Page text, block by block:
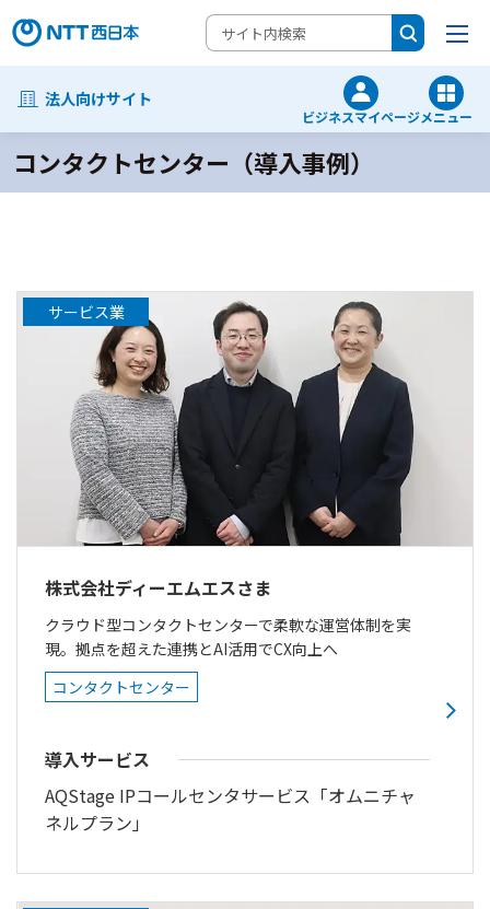
法人向けサイト
ビジネスマイページメニュー
コンタクトセンター（導入事例）
株式会社ディーエムエスさま
クラウド型コンタクトセンターで柔軟な運営体制を実
現。拠点を超えた連携とAI活用でCX向上へ
コンタクトセンター
導入サービス
AQStage IPコールセンタサービス「オムニチャ
ネルプラン」
サービス業